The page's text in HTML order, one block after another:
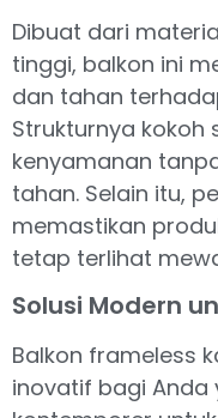
Dibuat dari
tinggi, balkon ini
dan tahan
Strukturnya kokoh
kenyamanan
tahan. Selain itu,
memastikan
tetap terlihat
Solusi Modern
Balkon frameless
inovatif bagi